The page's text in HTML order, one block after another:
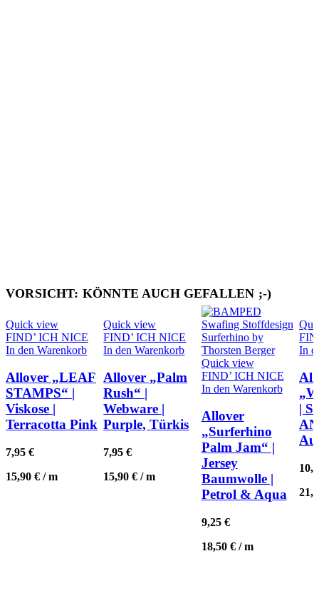
VORSICHT: KÖNNTE AUCH GEFALLEN ;-)
Quick view
FIND’ ICH NICE
In den Warenkorb
Allover „LEAF
STAMPS“ |
Viskose |
Terracotta Pink
7,95 €
15,90 € /m
Quick view
FIND’ ICH NICE
In den Warenkorb
Allover „Palm
Rush“ |
Webware |
Purple, Türkis
7,95€
15,90€ /m
Quick view
FIND’ ICH NICE
In den Warenkorb
Allover
„Surferhino
Palm Jam“ |
Jersey
Baumwolle |
Petrol & Aqua
9,25 €
18,50 €/m
In
|